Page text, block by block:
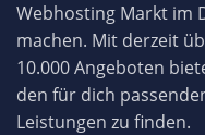
Webhosting Markt im
machen. Mit derzeit
10.000 Angeboten
den für dich
Leistungen zu finden.